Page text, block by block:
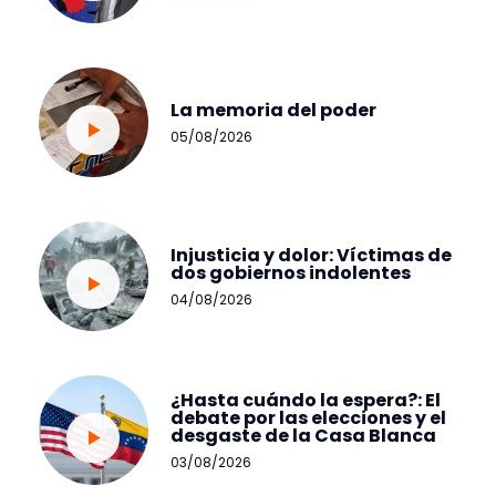
La memoria del poder
05/08/2026
Injusticia y dolor: Víctimas de
dos gobiernos indolentes
04/08/2026
¿Hasta cuándo la espera?: El
debate por las elecciones y el
desgaste de la Casa Blanca
03/08/2026